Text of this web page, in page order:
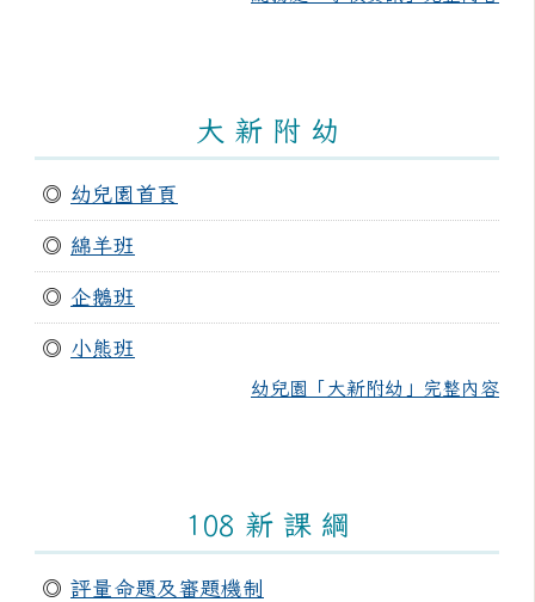
大 新 附 幼
◎ 幼兒園首頁
◎ 綿羊班
◎ 企鵝班
◎ 小熊班
幼兒園「大新附幼」完整內容
108 新 課 綱
◎ 評量命題及審題機制